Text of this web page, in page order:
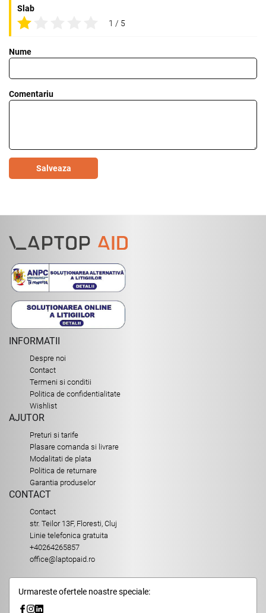
Slab
1 / 5
Nume
Comentariu
Salveaza
INFORMATII
Despre noi
Contact
Termeni si conditii
Politica de confidentialitate
Wishlist
AJUTOR
Preturi si tarife
Plasare comanda si livrare
Modalitati de plata
Politica de returnare
Garantia produselor
CONTACT
Contact
str. Teilor 13F, Floresti, Cluj
Linie telefonica gratuita
+40264265857
office@laptopaid.ro
Urmareste ofertele noastre speciale: